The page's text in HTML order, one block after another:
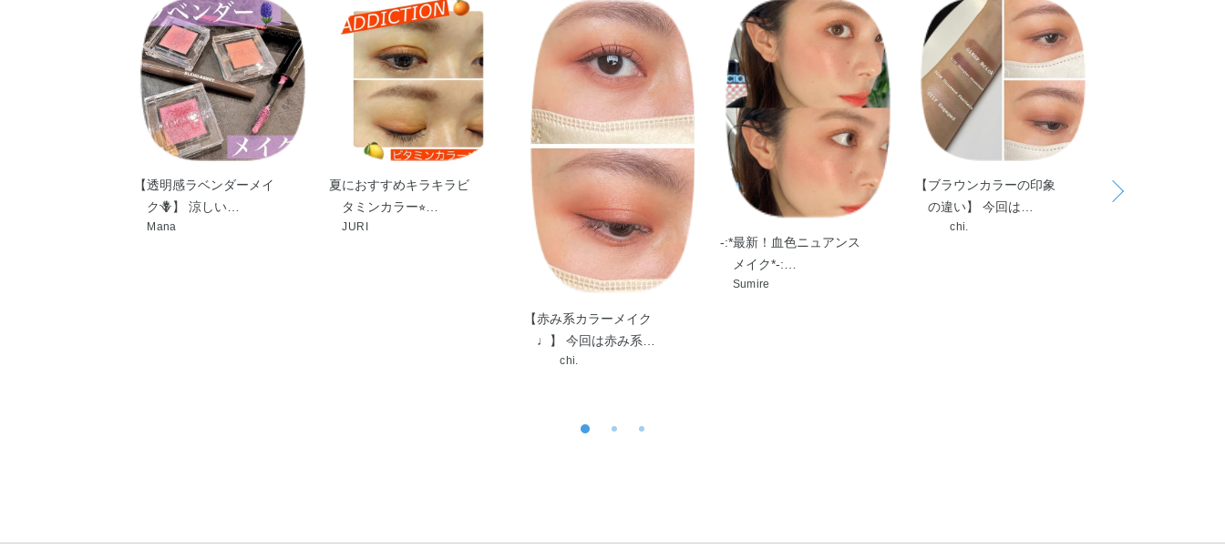
【透明感ラベンダーメイ
ク🪻】 涼しい…
Mana
夏におすすめキラキラビ
タミンカラー⭐︎…
JURI
【赤み系カラーメイク
♩】 今回は赤み系…
chi.
-:*最新！血色ニュアンス
メイク*-:…
Sumire
【ブラウンカラーの印象
の違い】 今回は…
chi.